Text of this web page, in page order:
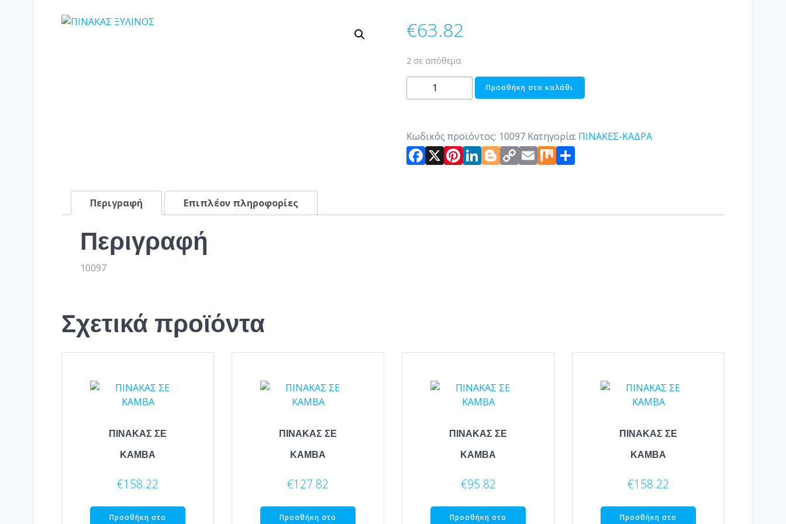
€63.82
2 σε απόθεμα
ΠΙΝΑΚΑΣ
ΞΥΛΙΝΟΣ
Προσθήκη στο καλάθι
Κωδικός προϊόντος: 10097 Κατηγορία: ΠΙΝΑΚΕΣ-ΚΑΔΡΑ
Facebook
X Pinterest
LinkedIn
Blogger
Copy
Link
Email
MixΜοιραστείτε
Περιγραφή Επιπλέον πληροφορίες
Περιγραφή
10097
Σχετικά προϊόντα
ΠΙΝΑΚΑΣ ΣΕ
ΚΑΜΒΑ
€158.22
Προσθήκη στο
ΠΙΝΑΚΑΣ ΣΕ
ΚΑΜΒΑ
€127.82
Προσθήκη στο
ΠΙΝΑΚΑΣ ΣΕ
ΚΑΜΒΑ
€95.82
Προσθήκη στο
ΠΙΝΑΚΑΣ ΣΕ
ΚΑΜΒΑ
€158.22
Προσθήκη στο